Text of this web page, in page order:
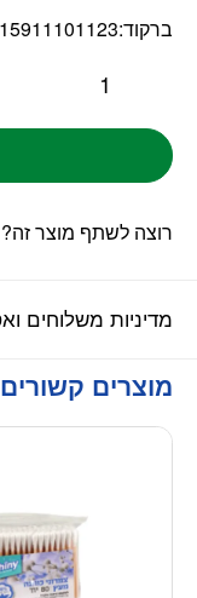
ברקוד:
מדיניות משלוחים
רוצה לשתף מוצר זה?
מוצרים קשורים